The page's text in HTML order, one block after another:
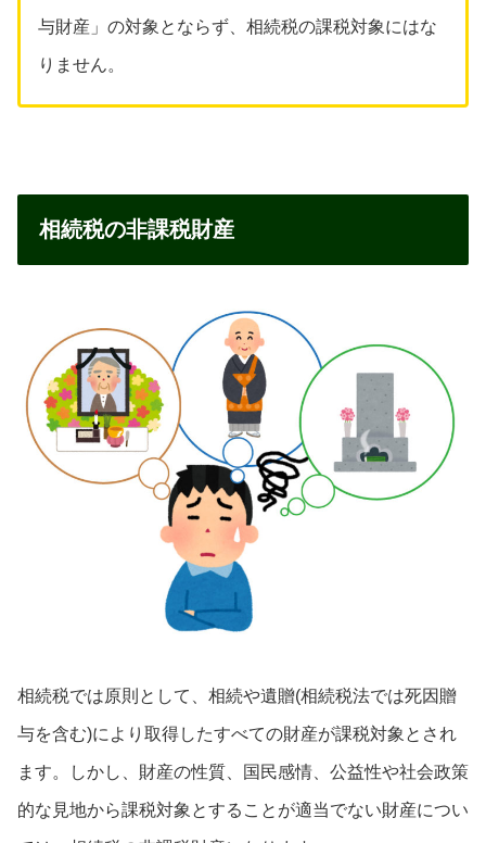
与財産」の対象とならず、相続税の課税対象にはな
りません。
相続税の非課税財産
相続税では原則として、相続や遺贈(相続税法では死因贈
与を含む)により取得したすべての財産が課税対象とされ
ます。しかし、財産の性質、国民感情、公益性や社会政策
的な見地から課税対象とすることが適当でない財産につい